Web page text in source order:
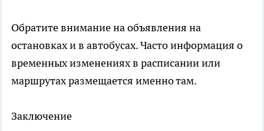
Обратите внимание на объявления на
остановках и в автобусах. Часто информация о
временных изменениях в расписании или
маршрутах размещается именно там.
Заключение